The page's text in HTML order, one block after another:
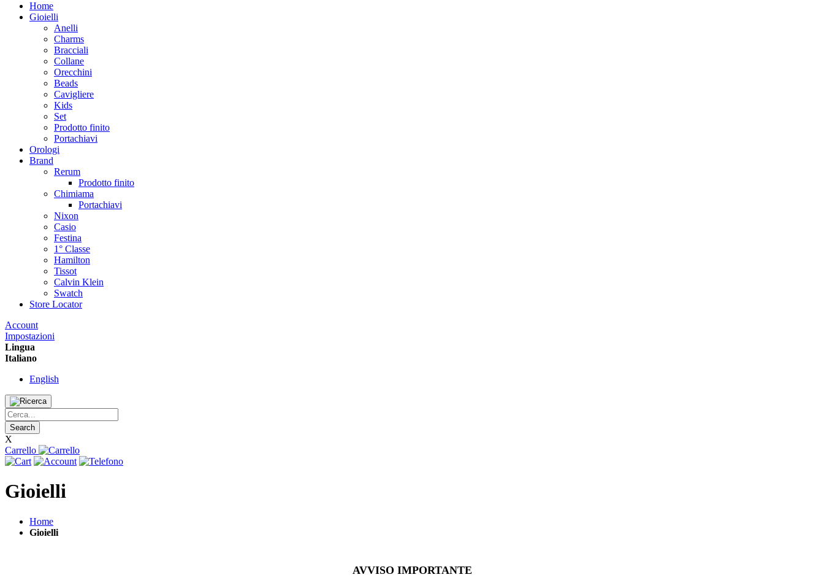
Home
Gioielli
Anelli
Charms
Bracciali
Collane
Orecchini
Beads
Cavigliere
Kids
Set
Prodotto finito
Portachiavi
Orologi
Brand
Rerum
Prodotto finito
Chimiama
Portachiavi
Nixon
Casio
Festina
1° Classe
Hamilton
Tissot
Calvin Klein
Swatch
Store Locator
Account
Impostazioni
Lingua
Italiano
English
Search
X
Carrello
Gioielli
Home
Gioielli
AVVISO IMPORTANTE